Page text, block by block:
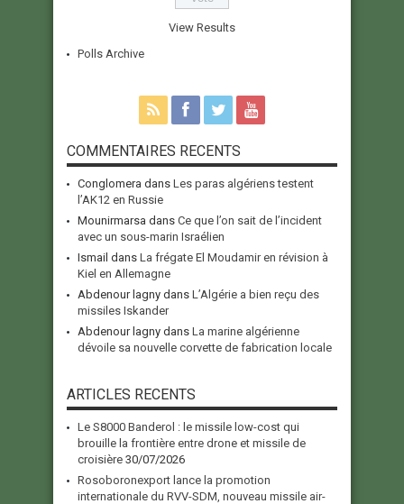
View Results
Polls Archive
COMMENTAIRES RECENTS
Conglomera dans Les paras algériens testent
l’AK12 en Russie
Mounirmarsa dans Ce que l’on sait de l’incident
avec un sous-marin Israélien
Ismail dans La frégate El Moudamir en révision à
Kiel en Allemagne
Abdenour lagny dans L’Algérie a bien reçu des
missiles Iskander
Abdenour lagny dans La marine algérienne
dévoile sa nouvelle corvette de fabrication locale
ARTICLES RECENTS
Le S8000 Banderol : le missile low-cost qui
brouille la frontière entre drone et missile de
croisière 30/07/2026
Rosoboronexport lance la promotion
internationale du RVV-SDM, nouveau missile air-